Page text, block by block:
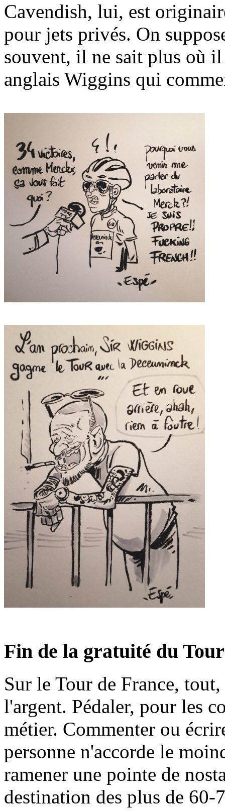
Cavendish, lui, est
pour jets privés. On
souvent, il ne sait plus où
anglais Wiggins qui
Fin de la gratuité du Tour
Sur le Tour de France,
l'argent. Pédaler, pour les
métier. Commenter ou
personne n'accorde le
ramener une pointe de
destination des plus de 60-